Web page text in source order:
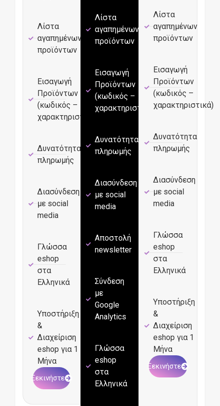
Λίστα
αγαπημένων
προϊόντων
Εισαγωγή
Προϊόντων
(κωδικός –
χαρακτηριστικά)
Δυνατότητα
πληρωμής
Διασύνδεση
με social
media
Γλώσσα
eshop
στα
Ελληνικά
Υποστήριξη
&
Διαχείριση
eshop για 1
Μήνα
Ξεκινήστε
Λίστα
αγαπημένων
προϊόντων
Εισαγωγή
Προϊόντων
(κωδικός –
χαρακτηριστικά)
Δυνατότητα
πληρωμής
Διασύνδεση
με social
media
Αποστολή
newsletter
Σύνδεση
με
Google
Analytics
Γλώσσα
eshop
στα
Ελληνικά
Λίστα
αγαπημένων
προϊόντων
Εισαγωγή
Προϊόντων
(κωδικός –
χαρακτηριστικά)
Δυνατότητα
πληρωμής
Διασύνδεση
με social
media
Γλώσσα
eshop
στα
Ελληνικά
Υποστήριξη
&
Διαχείριση
eshop για 1
Μήνα
Ξεκινήστε